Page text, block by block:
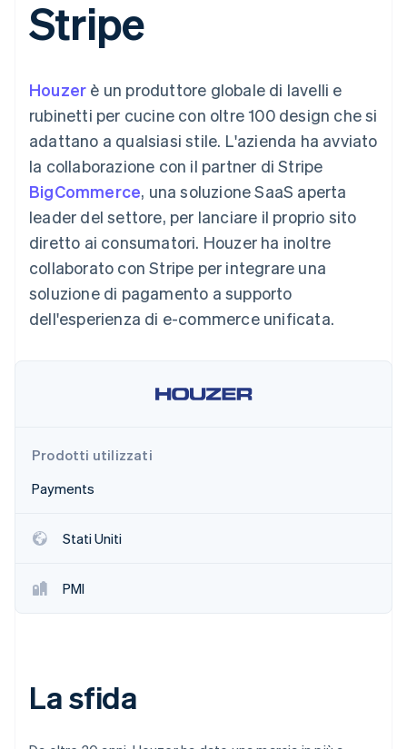
flessibile
Metodi di
pagamento
Accesso a
Terminal
persona
Authorization
Accettazione
ottimizzata
Link
Pagamento
accelerato
Connections
Conti finanziari
Data Pipeline
dei dati
Product roadmap
Prevenzione delle frodi
Atlas
Climate
Identity
Verifica online dell'identità
Stripe Sessions 2026
Gestione del denaro
Piattaforme
SaaS
Per settore
Aziende di IA
Creator economy
Gaming
tempo libero
Assicurazione
intrattenimento
Organizzazioni non
profit
Servizi professionali
Ecosistema
Gestire gli
abbonamenti
Offrire addebiti in base
garantite da stablecoin
Esegui il provisioning e
gestisci i servizi con gli
agenti
Risorse
Integrazioni app
Esempi di codice
Blog per sviluppatori
Stato dell'API
Roadmap del prodotto
Conferenza annuale
Sala stampa
Stripe Press
Recapiti
Contattaci
Diventa nostro partner
Stripe
Houzer è un produttore globale di lavelli e
rubinetti per cucine con oltre 100 design che si
adattano a qualsiasi stile. L'azienda ha avviato
la collaborazione con il partner di Stripe
BigCommerce, una soluzione SaaS aperta
leader del settore, per lanciare il proprio sito
diretto ai consumatori. Houzer ha inoltre
collaborato con Stripe per integrare una
soluzione di pagamento a supporto
dell'esperienza di e-commerce unificata.
Prodotti utilizzati
Payments
Stati Uniti
PMI
La sfida